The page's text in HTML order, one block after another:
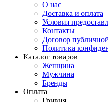
О нас
Доставка и оплата
Условия
Контакты
Договор
Политика
Каталог товаров
Женщина
Мужчина
Бренды
Оплата